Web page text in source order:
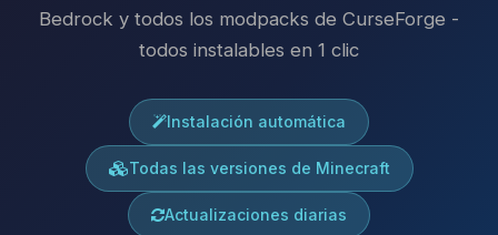
Bedrock y todos los modpacks de CurseForge -
todos instalables en 1 clic
Instalación automática
Todas las versiones de Minecraft
Actualizaciones diarias